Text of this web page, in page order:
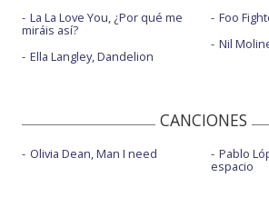
La La Love You, ¿Por qué me
miráis así?
Ella Langley, Dandelion
Foo
Nil
CANCIONES
Olivia Dean, Man I need Pablo
espacio